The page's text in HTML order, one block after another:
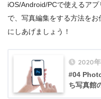
iOS/Android/PCで使えるア
で、写真編集をする方法をお
にしあげましょう！
2020
#04
ち写真館